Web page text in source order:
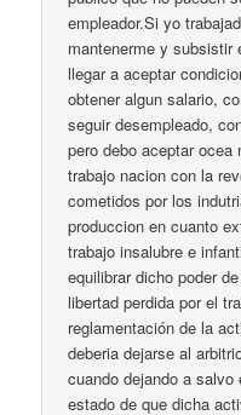
empleador.Si yo
mantenerme y subsistir
llegar a aceptar
obtener algun salario,
seguir desempleado,
pero debo aceptar
trabajo nacion con la
cometidos por los
produccion en cuanto
trabajo insalubre e
equilibrar dicho poder
libertad perdida por el
reglamentación de la
deberia dejarse al
cuando dejando a salvo
estado de que dicha